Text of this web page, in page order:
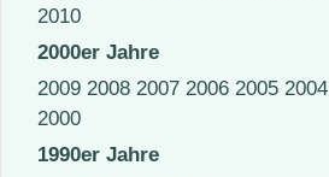
2010
2000er Jahre
2009 2008 2007 2006 2005 2004
2000
1990er Jahre